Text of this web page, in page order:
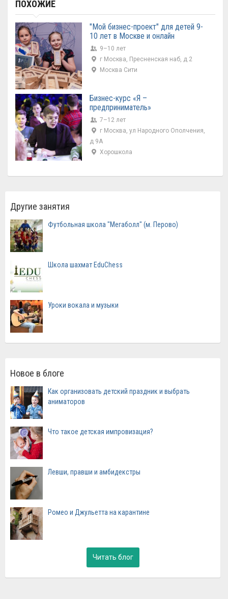
ПОХОЖИЕ
"Мой бизнес-проект" для детей 9-
10 лет в Москве и онлайн
9–10 лет
г Москва, Пресненская наб, д 2
Москва Сити
Бизнес-курс «Я –
предприниматель»
7–12 лет
г Москва, ул Народного Ополчения,
д 9А
Хорошкола
Другие занятия
Футбольная школа "Мегаболл" (м. Перово)
Школа шахмат EduChess
Уроки вокала и музыки
Новое в блоге
Как организовать детский праздник и выбрать
аниматоров
Что такое детская импровизация?
Левши, правши и амбидекстры
Ромео и Джульетта на карантине
Читать блог